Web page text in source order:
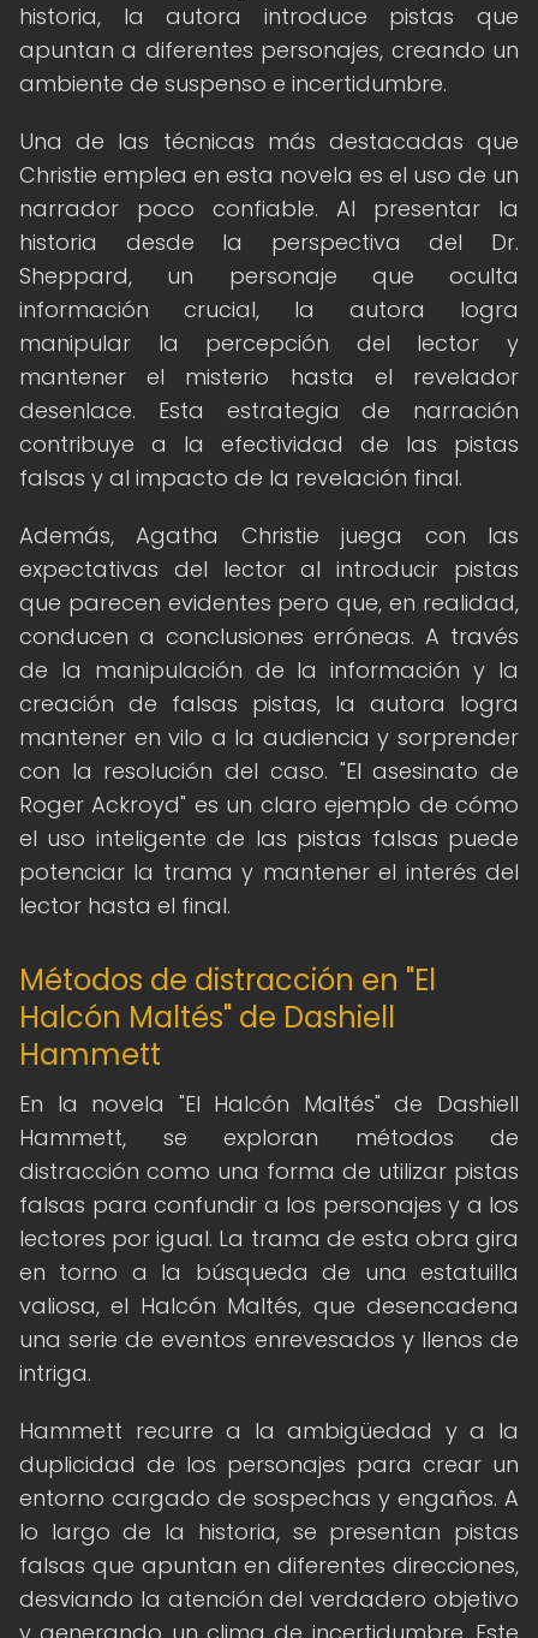
historia, la autora introduce pistas que
apuntan a diferentes personajes, creando un
ambiente de suspenso e incertidumbre.
Una de las técnicas más destacadas que
Christie emplea en esta novela es el uso de un
narrador poco confiable. Al presentar la
historia desde la perspectiva del Dr.
Sheppard, un personaje que oculta
información crucial, la autora logra
manipular la percepción del lector y
mantener el misterio hasta el revelador
desenlace. Esta estrategia de narración
contribuye a la efectividad de las pistas
falsas y al impacto de la revelación final.
Además, Agatha Christie juega con las
expectativas del lector al introducir pistas
que parecen evidentes pero que, en realidad,
conducen a conclusiones erróneas. A través
de la manipulación de la información y la
creación de falsas pistas, la autora logra
mantener en vilo a la audiencia y sorprender
con la resolución del caso. "El asesinato de
Roger Ackroyd" es un claro ejemplo de cómo
el uso inteligente de las pistas falsas puede
potenciar la trama y mantener el interés del
lector hasta el final.
Métodos de distracción en "El
Halcón Maltés" de Dashiell
Hammett
En la novela "El Halcón Maltés" de Dashiell
Hammett, se exploran métodos de
distracción como una forma de utilizar pistas
falsas para confundir a los personajes y a los
lectores por igual. La trama de esta obra gira
en torno a la búsqueda de una estatuilla
valiosa, el Halcón Maltés, que desencadena
una serie de eventos enrevesados y llenos de
intriga.
Hammett recurre a la ambigüedad y a la
duplicidad de los personajes para crear un
entorno cargado de sospechas y engaños. A
lo largo de la historia, se presentan pistas
falsas que apuntan en diferentes direcciones,
desviando la atención del verdadero objetivo